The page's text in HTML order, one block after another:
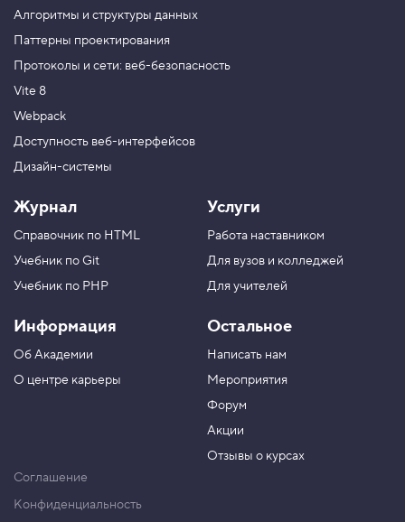
Алгоритмы и структуры данных
Паттерны проектирования
Протоколы и сети: веб-безопасность
Vite 8
Webpack
Доступность веб-интерфейсов
Дизайн-системы
Журнал
Справочник по HTML
Учебник по Git
Учебник по PHP
Информация
Об Академии
О центре карьеры
Услуги
Работа наставником
Для вузов и колледжей
Для учителей
Остальное
Написать нам
Мероприятия
Форум
Акции
Отзывы о курсах
Соглашение
Конфиденциальность